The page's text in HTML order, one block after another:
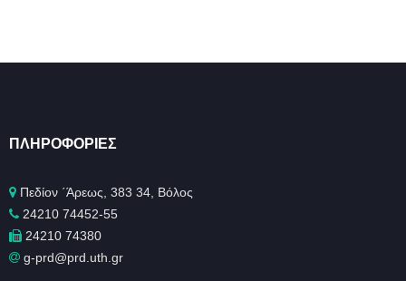
ΠΛΗΡΟΦΟΡΊΕΣ
Πεδίον ΄Άρεως, 383 34, Βόλος
24210 74452-55
24210 74380
g-prd@prd.uth.gr